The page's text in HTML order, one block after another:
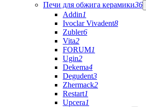
Печи для обжига керамики36
Addin1
Ivoclar Vivadent8
Zubler6
Vita2
FORUM1
Ugin2
Dekema4
Degudent3
Zhermack2
Restart1
Upcera1